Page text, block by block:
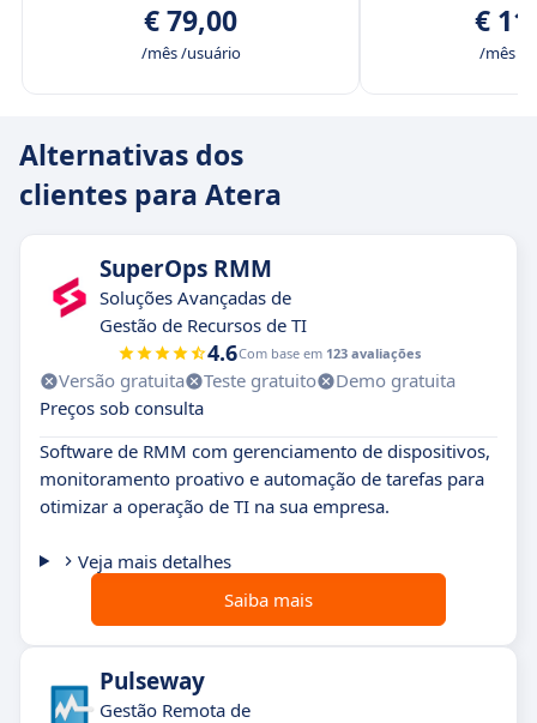
€ 79,00
/mês /usuário
€
/mês /
Alternativas dos
clientes para Atera
SuperOps RMM
Soluções Avançadas de
Gestão de Recursos de TI
4.6Com base em 123 avaliações
Versão gratuita Teste gratuito
Demo gratuita
Preços sob consulta
Software de RMM com gerenciamento de dispositivos,
monitoramento proativo e automação de tarefas para
otimizar a operação de TI na sua empresa.
Veja mais detalhes
Saiba mais
Pulseway
Gestão Remota de